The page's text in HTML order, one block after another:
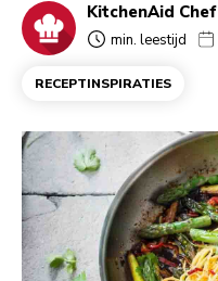
KitchenAid Chef
min. leestijd
RECEPTINSPIRATIES